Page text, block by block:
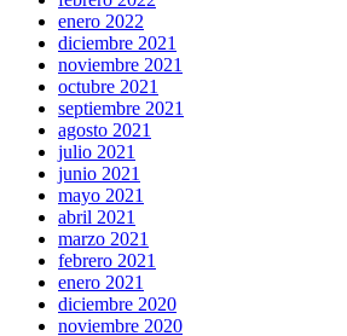
enero 2022
diciembre 2021
noviembre 2021
octubre 2021
septiembre 2021
agosto 2021
julio 2021
junio 2021
mayo 2021
abril 2021
marzo 2021
febrero 2021
enero 2021
diciembre 2020
noviembre 2020